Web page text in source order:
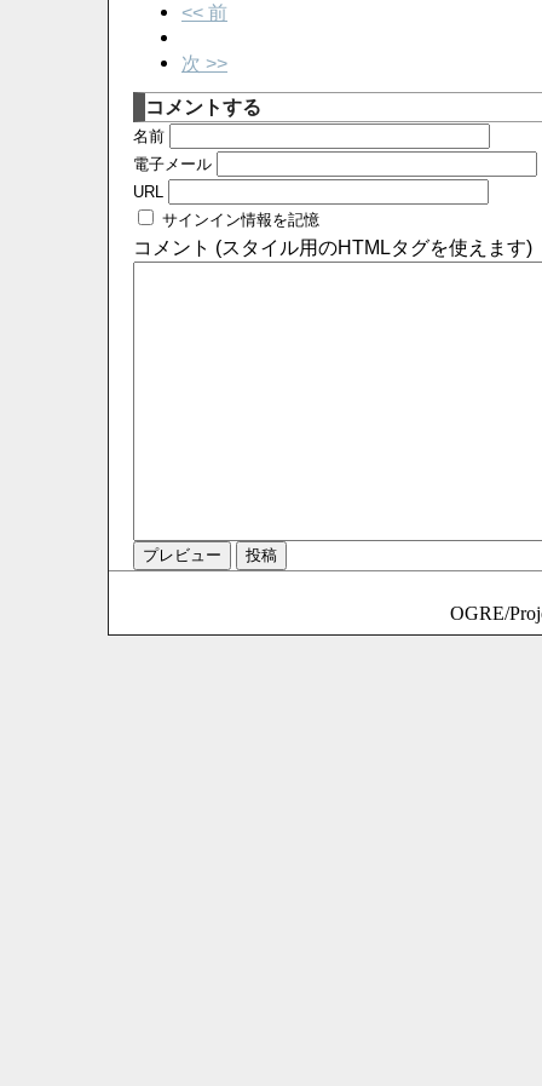
<< 前
次 >>
コメントする
名前
電子メール
URL
サインイン情報を記憶
コメント (スタイル用のHTMLタグを使えます)
OGRE/